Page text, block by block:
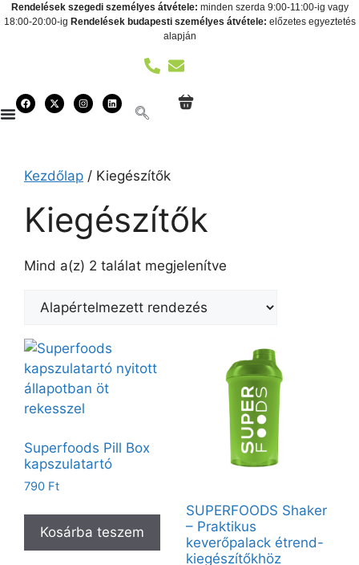
Rendelések szegedi személyes átvétele: minden szerda 9:00-11:00-ig vagy
18:00-20:00-ig Rendelések budapesti személyes átvétele: előzetes egyeztetés
alapján
Kezdőlap / Kiegészítők
Kiegészítők
Mind a(z) 2 találat megjelenítve
Superfoods Pill Box
kapszulatartó
790 Ft
Kosárba teszem
SUPERFOODS Shaker
– Praktikus
keverőpalack étrend-
kiegészítőkhöz